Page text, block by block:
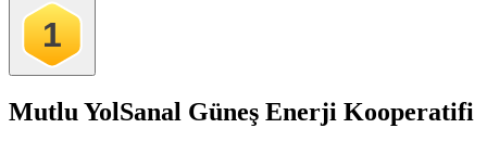
1
Mutlu YolSanal Güneş Enerji Kooperatifi